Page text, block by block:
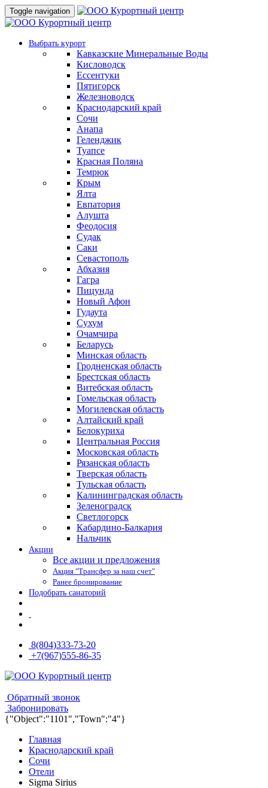
Toggle navigation
Выбрать курорт
Кавказские Минеральные Воды
Кисловодск
Ессентуки
Пятигорск
Железноводск
Краснодарский край
Сочи
Анапа
Геленджик
Туапсе
Красная Поляна
Темрюк
Крым
Ялта
Евпатория
Алушта
Феодосия
Судак
Саки
Севастополь
Абхазия
Гагра
Пицунда
Новый Афон
Гудаута
Сухум
Очамчира
Беларусь
Минская область
Гродненская область
Брестская область
Витебская область
Гомельская область
Могилевская область
Алтайский край
Белокуриха
Центральная Россия
Московская область
Рязанская область
Тверская область
Тульская область
Калининградская область
Зеленоградск
Светлогорск
Кабардино-Балкария
Нальчик
Акции
Все акции и предложения
Акция "Трансфер за наш счет"
Ранее бронирование
Подобрать санаторий
8(804)333-73-20
+7(967)555-86-35
Обратный звонок
Забронировать
{"Object":"1101","Town":"4"}
Главная
Краснодарский край
Сочи
Отели
Sigma Sirius